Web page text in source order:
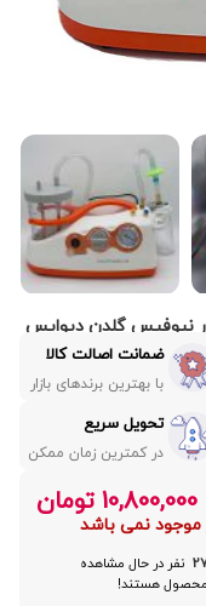
ضمانت اصالت کالا
با بهترین برندهای بازار
تحویل سریع
در کمترین زمان ممکن
10,800,000 تومان
موجود نمی باشد
نفر در حال مشاهده
محصول هستند!